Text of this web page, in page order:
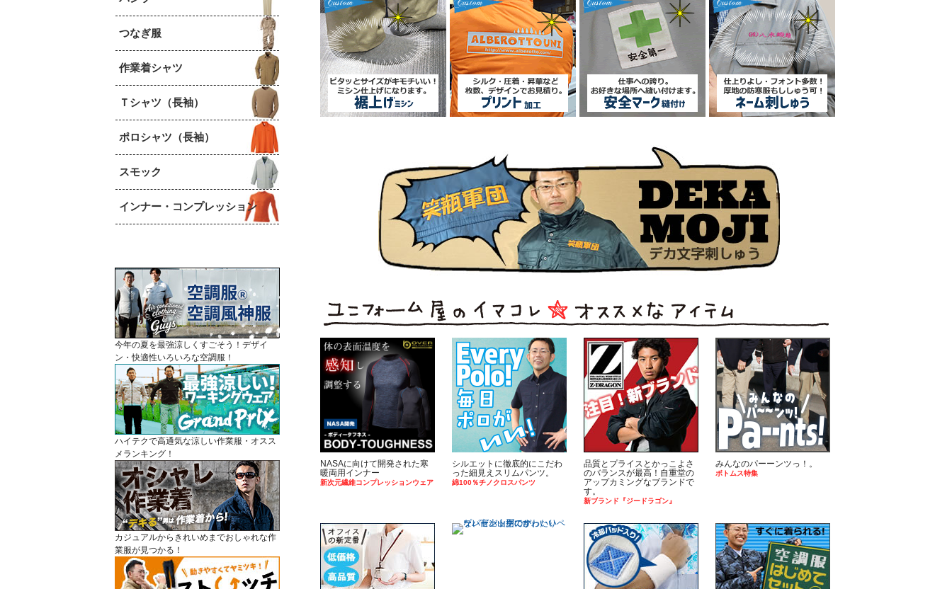
つなぎ服
作業着シャツ
Ｔシャツ（長袖）
ポロシャツ（長袖）
スモック
インナー・コンプレッション
今年の夏を最強涼しくすごそう！デザイ
ン・快適性いろいろな空調服！
ハイテクで高通気な涼しい作業服・オスス
メランキング！
カジュアルからきれいめまでおしゃれな作
業服が見つかる！
NASAに向けて開発された寒
暖両用インナー
新次元繊維コンプレッションウェア
シルエットに徹底的にこだわ
った細見えスリムパンツ。
綿100％チノクロスパンツ
品質とプライスとかっこよさ
のバランスが最高！自重堂の
アップカミングなブランドで
す。
新ブランド『ジードラゴン』
みんなのパーーンツっ！。
ボトムス特集